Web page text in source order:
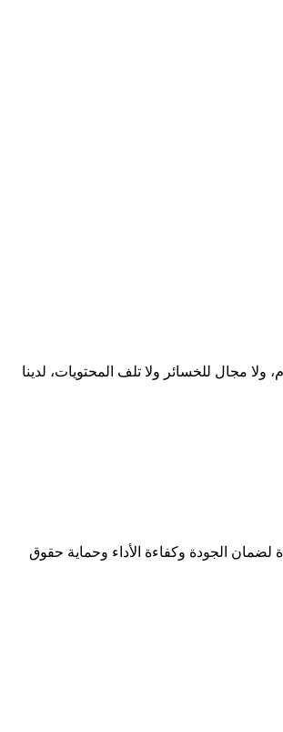
مجال للخسائر ولا تلف المحتويات، لدينا
الجودة وكفاءة الأداء وحماية حقوق